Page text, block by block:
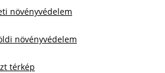
növényvédelem
növényvédelem
térkép